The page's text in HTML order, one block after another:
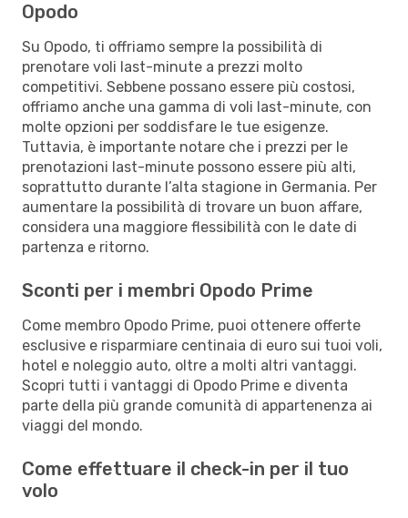
Opodo
Su Opodo, ti offriamo sempre la possibilità di
prenotare voli last-minute a prezzi molto
competitivi. Sebbene possano essere più costosi,
offriamo anche una gamma di voli last-minute, con
molte opzioni per soddisfare le tue esigenze.
Tuttavia, è importante notare che i prezzi per le
prenotazioni last-minute possono essere più alti,
soprattutto durante l’alta stagione in Germania. Per
aumentare la possibilità di trovare un buon affare,
considera una maggiore flessibilità con le date di
partenza e ritorno.
Sconti per i membri Opodo Prime
Come membro Opodo Prime, puoi ottenere offerte
esclusive e risparmiare centinaia di euro sui tuoi voli,
hotel e noleggio auto, oltre a molti altri vantaggi.
Scopri tutti i vantaggi di Opodo Prime e diventa
parte della più grande comunità di appartenenza ai
viaggi del mondo.
Come effettuare il check-in per il tuo
volo